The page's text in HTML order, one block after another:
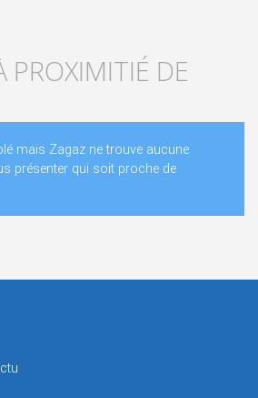
PROXIMITIÉ DE
mais Zagaz ne trouve aucune
présenter qui soit proche de